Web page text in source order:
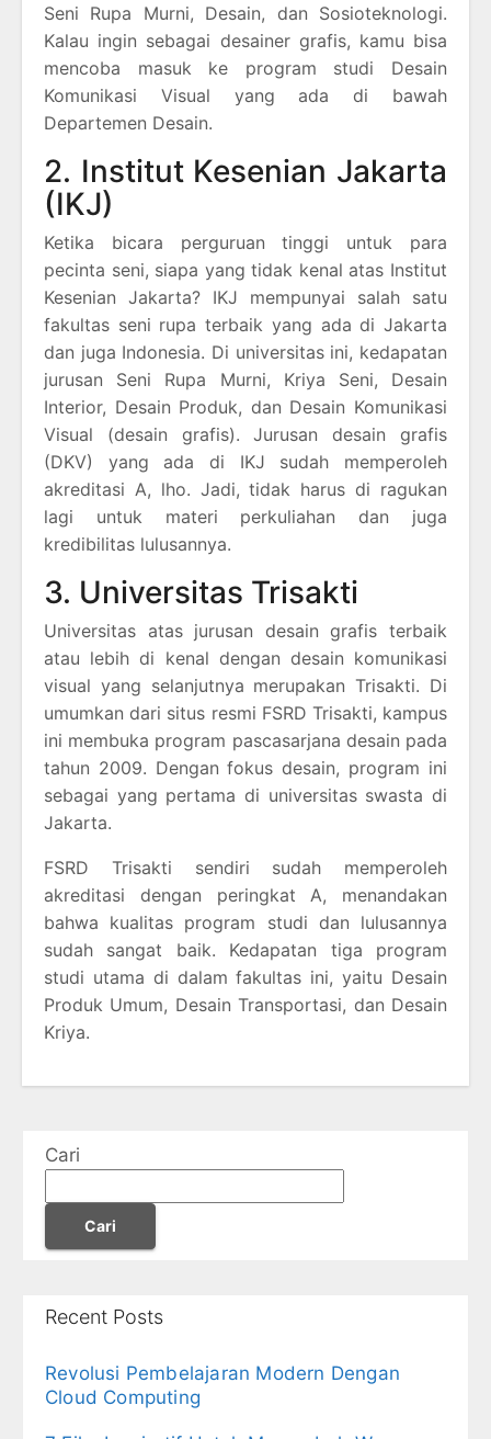
Seni Rupa Murni, Desain, dan Sosioteknologi.
Kalau ingin sebagai desainer grafis, kamu bisa
mencoba masuk ke program studi Desain
Komunikasi Visual yang ada di bawah
Departemen Desain.
2. Institut Kesenian Jakarta
(IKJ)
Ketika bicara perguruan tinggi untuk para
pecinta seni, siapa yang tidak kenal atas Institut
Kesenian Jakarta? IKJ mempunyai salah satu
fakultas seni rupa terbaik yang ada di Jakarta
dan juga Indonesia. Di universitas ini, kedapatan
jurusan Seni Rupa Murni, Kriya Seni, Desain
Interior, Desain Produk, dan Desain Komunikasi
Visual (desain grafis). Jurusan desain grafis
(DKV) yang ada di IKJ sudah memperoleh
akreditasi A, lho. Jadi, tidak harus di ragukan
lagi untuk materi perkuliahan dan juga
kredibilitas lulusannya.
3. Universitas Trisakti
Universitas atas jurusan desain grafis terbaik
atau lebih di kenal dengan desain komunikasi
visual yang selanjutnya merupakan Trisakti. Di
umumkan dari situs resmi FSRD Trisakti, kampus
ini membuka program pascasarjana desain pada
tahun 2009. Dengan fokus desain, program ini
sebagai yang pertama di universitas swasta di
Jakarta.
FSRD Trisakti sendiri sudah memperoleh
akreditasi dengan peringkat A, menandakan
bahwa kualitas program studi dan lulusannya
sudah sangat baik. Kedapatan tiga program
studi utama di dalam fakultas ini, yaitu Desain
Produk Umum, Desain Transportasi, dan Desain
Kriya.
Cari
Cari
Recent Posts
Revolusi Pembelajaran Modern Dengan
Cloud Computing